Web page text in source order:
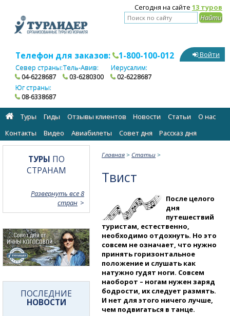
Сегодня на сайте 13 туров
Телефон для заказов: 1-800-100-012
Север страны:
04-6228687
Тель-Авив:
03-6280300
Иерусалим:
02-6228687
Юг страны:
08-6338687
Войти
Туры Гиды Отзывы клиентов Новости Статьи
О нас
Контакты
Видео Авиабилеты Cовет дня Рассказ дня
Главная > Статьи >
Твист
После целого
дня
путешествий
туристам, естественно,
необходимо отдохнуть. Но это
совсем не означает, что нужно
принять горизонтальное
положение и слушать как
натужно гудят ноги. Совсем
наоборот – ногам нужен заряд
бодрости, их следует размять.
И нет для этого ничего лучше,
чем подвигаться в танце.
ТУРЫ ПО
СТРАНАМ
Развернуть все 8
стран
ПОСЛЕДНИЕ
НОВОСТИ